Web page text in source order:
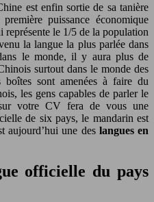
est enfin sortie de sa tanière
puissance économique
le 1/5 de la population
la langue la plus parlée dans
le monde, il y aura plus de
surtout dans le monde des
sont amenées à faire du
les gens capables de parler le
votre CV fera de vous une
de six pays, le mandarin est
aujourd’hui une des langues en
officielle du pays